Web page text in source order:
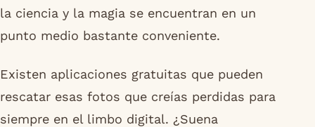
la ciencia y la magia se encuentran en un
punto medio bastante conveniente.
Existen aplicaciones gratuitas que pueden
rescatar esas fotos que creías perdidas para
siempre en el limbo digital. ¿Suena